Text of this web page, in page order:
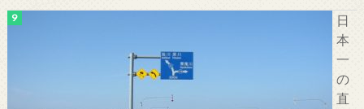
日
本
一
の
直